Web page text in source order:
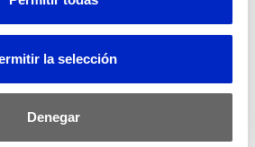
la selección
Denegar
donde hay mucho
El elenco de profesores
garantiza que la formación sea
López Catellano,
de la Universidad CEU